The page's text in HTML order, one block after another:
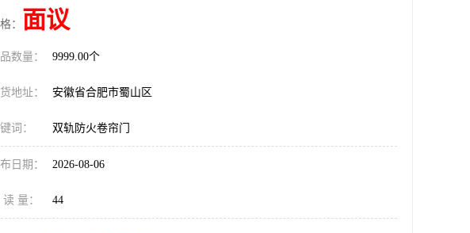
： 面议
数量： 9999.00个
地址： 安徽省合肥市蜀山区
词： 双轨防火卷帘门
日期： 2026-08-06
读 量： 44